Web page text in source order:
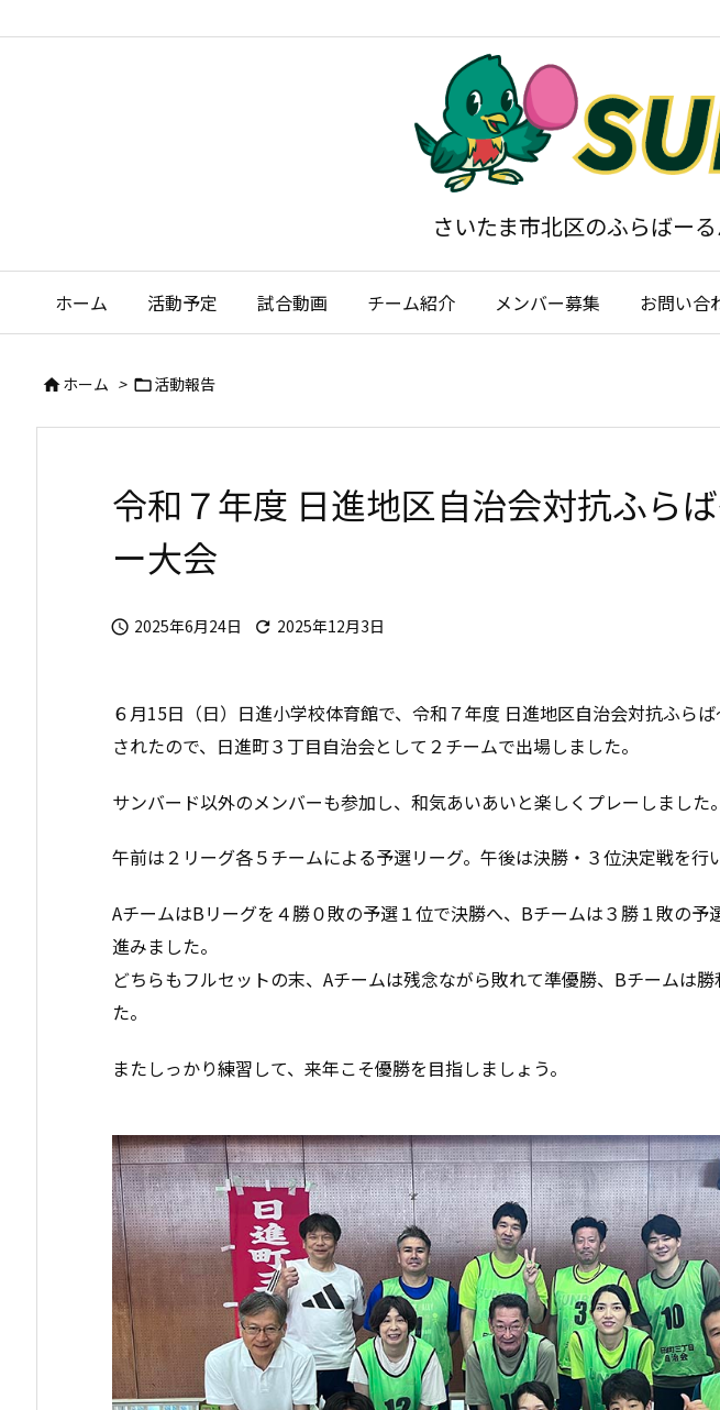
さいたま市北区のふらばー
ホーム 活動予定 試合動画 チーム紹介 メンバー募集 お問い合
ホーム > 活動報告
令和７年度 日進地区自治会対抗ふら
ー大会
 2025年6月24日  2025年12月3日
６月15日（日）日進小学校体育館で、令和７年度 日進地区自治会対抗ふら
されたので、日進町３丁目自治会として２チームで出場しました。
サンバード以外のメンバーも参加し、和気あいあいと楽しくプレーしました。
午前は２リーグ各５チームによる予選リーグ。午後は決勝・３位決定戦を行
AチームはBリーグを４勝０敗の予選１位で決勝へ、Bチームは３勝１敗の予
進みました。
どちらもフルセットの末、Aチームは残念ながら敗れて準優勝、Bチームは
た。
またしっかり練習して、来年こそ優勝を目指しましょう。